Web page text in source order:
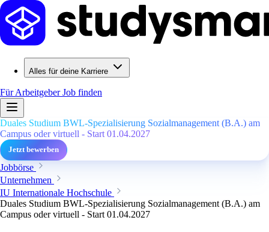
Alles für deine Karriere
Für ArbeitgeberJob finden
Duales Studium BWL-Spezialisierung Sozialmanagement (B.A.) am
Campus oder virtuell - Start 01.04.2027
Jetzt bewerben
Jobbörse
Unternehmen
IU Internationale Hochschule
Duales Studium BWL-Spezialisierung Sozialmanagement (B.A.) am
Campus oder virtuell - Start 01.04.2027